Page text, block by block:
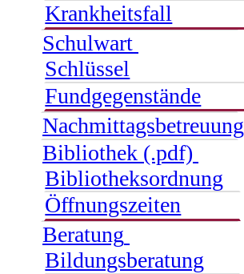
Krankheitsfall
Schulwart
Schlüssel
Fundgegenstände
Nachmittagsbetreuung
Bibliothek (.pdf)
Bibliotheksordnung
Öffnungszeiten
Beratung
Bildungsberatung